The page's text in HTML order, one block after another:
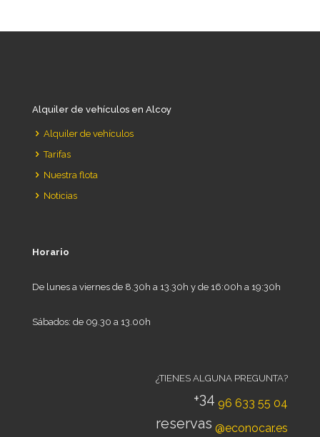
Alquiler de vehículos en Alcoy
Alquiler de vehículos
Tarifas
Nuestra flota
Noticias
Horario
De lunes a viernes de 8.30h a 13.30h y de 16:00h a 19:30h
Sábados: de 09.30 a 13.00h
¿TIENES ALGUNA PREGUNTA?
+34 96 633 55 04
reservas @econocar.es